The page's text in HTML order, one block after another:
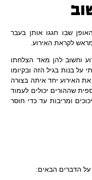
שבו חגגו אותן בעבר
לקראת האירוע.
וחשוב להן מאד הצלחתו
בנות בגיל הזה ובקיומו
את האירוע יחד איתה בצורה
שההורים יכולים לעמוד
ומריבות עד כדי חוסר
על הדברים הבאים: